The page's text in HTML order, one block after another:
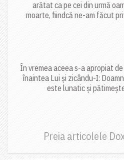
arătat ca pe cei din urmă
moarte, fiindcă ne-am făcut
În vremea aceea s-a apropiat
înaintea Lui și zicându-I:
este lunatic și
Preia articolele